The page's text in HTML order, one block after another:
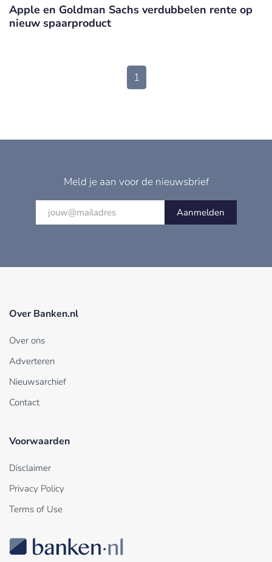
Apple en Goldman Sachs verdubbelen rente op
nieuw spaarproduct
1
Meld je aan voor de nieuwsbrief
Aanmelden
Over Banken.nl
Over ons
Adverteren
Nieuwsarchief
Contact
Voorwaarden
Disclaimer
Privacy Policy
Terms of Use